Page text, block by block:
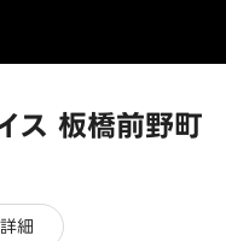
ス 板橋前野町
ー
細